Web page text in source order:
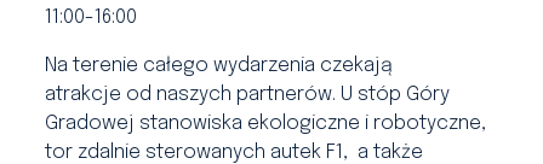
11:00-16:00
Na terenie całego wydarzenia czekają
atrakcje od naszych partnerów. U stóp Góry
Gradowej stanowiska ekologiczne i robotyczne,
tor zdalnie sterowanych autek F1, a także